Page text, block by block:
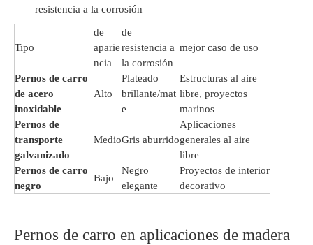
resistencia a la corrosión
Tipo
de
aparie
ncia
de
resistencia a
la corrosión
mejor caso de uso
Pernos de carro
de acero
inoxidable
Alto
Plateado
brillante/mat
e
Estructuras al aire
libre, proyectos
marinos
Pernos de
transporte
galvanizado
MedioGris aburrido
Aplicaciones
generales al aire
libre
Pernos de carro
negro
Bajo
Negro
elegante
Proyectos de interior
decorativo
Pernos de carro en aplicaciones de madera